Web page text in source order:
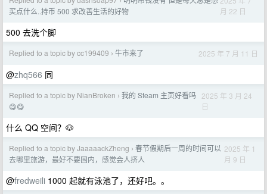
买点什么..持币 500 求改善生活的好物
月 22 日
500 去洗个脚
Replied to a topic by cc199409 › 牛市来了 2025 年 7 月 11 日
@zhq566 同
Replied to a topic by NianBroken › 我的 Steam 主页好看吗
😋😋
2025 年 3 月 24
日
什么 QQ 空间？🐶
Replied to a topic by JaaaaackZheng › 春节假期后一周的时间可以
去哪里旅游，最好不要国内，感觉会人挤人
2025 年 1
月 9 日
@fredweili 1000 起就有泳池了，还好吧。。